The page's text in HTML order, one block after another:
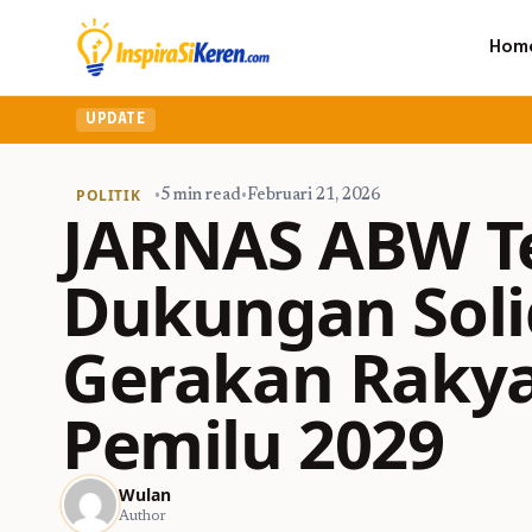
UPDATE
POLITIK •5 min read•Februari 21, 2026
JARNAS ABW
Dukungan
Gerakan
Pemilu 2029
Wulan
Author